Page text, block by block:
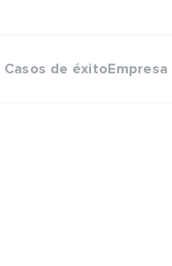
Casos de éxitoEmpresa